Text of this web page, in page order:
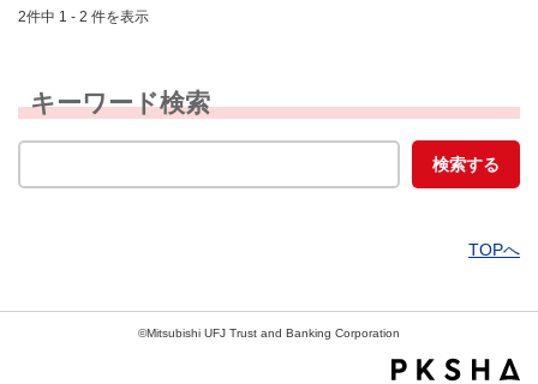
2件中 1 - 2 件を表示
キーワード検索
TOPへ
©Mitsubishi UFJ Trust and Banking Corporation